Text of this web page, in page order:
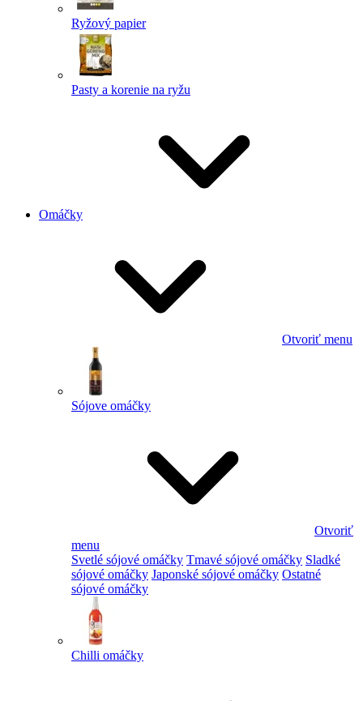
Ryžový papier
Pasty a korenie na ryžu
Omáčky
Otvoriť menu
Sójove omáčky
Otvoriť
menu
Svetlé sójové omáčky Tmavé sójové omáčky Sladké
sójové omáčky Japonské sójové omáčky Ostatné
sójové omáčky
Chilli omáčky